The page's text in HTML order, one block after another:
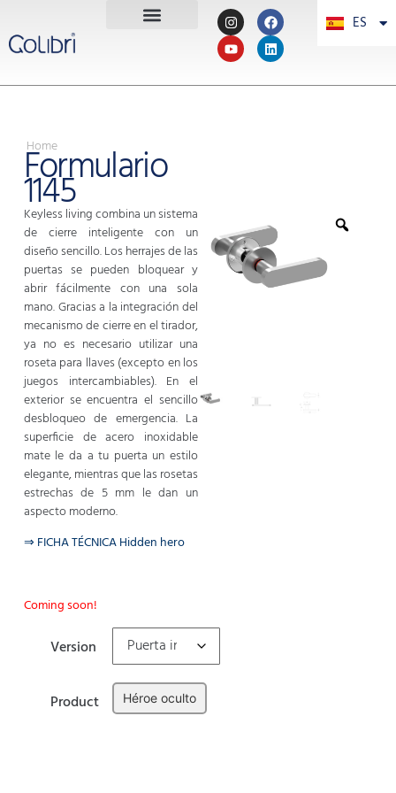
ES
PT
Home
Formulario
1145
Keyless living combina un sistema
de cierre inteligente con un
diseño sencillo. Los herrajes de las
puertas se pueden bloquear y
abrir fácilmente con una sola
mano. Gracias a la integración del
mecanismo de cierre en el tirador,
ya no es necesario utilizar una
roseta para llaves (excepto en los
juegos intercambiables). En el
exterior se encuentra el sencillo
desbloqueo de emergencia. La
superficie de acero inoxidable
mate le da a tu puerta un estilo
elegante, mientras que las rosetas
estrechas de 5 mm le dan un
aspecto moderno.
⇒ FICHA TÉCNICA Hidden hero
Coming soon!
Version
Product Héroe oculto